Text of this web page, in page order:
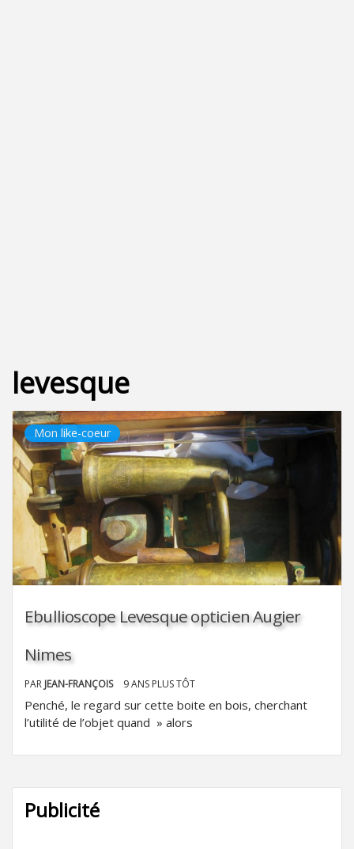
levesque
Mon like-coeur
Ebullioscope Levesque opticien Augier
Nimes
PAR JEAN-FRANÇOIS 9 ANS PLUS TÔT
Penché, le regard sur cette boite en bois, cherchant
l’utilité de l’objet quand » alors
Publicité